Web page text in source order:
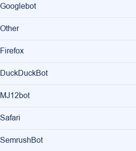
Googlebot
Other
Firefox
DuckDuckBot
MJ12bot
Safari
SemrushBot